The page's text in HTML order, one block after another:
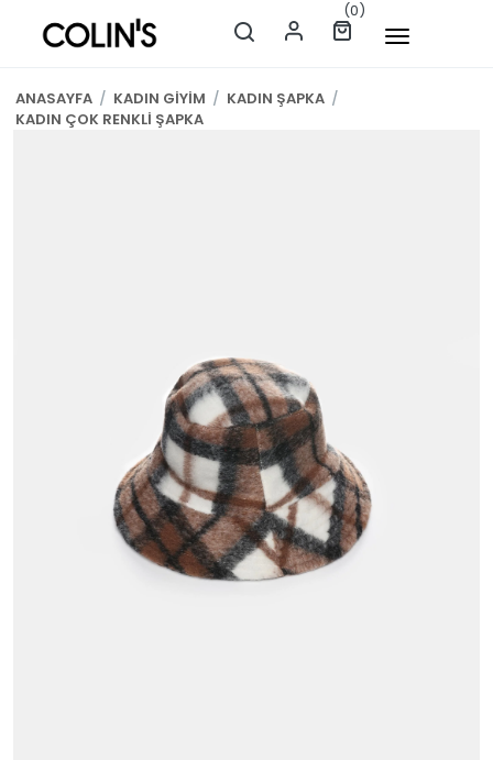
(0)
ANASAYFA / KADIN GİYİM / KADIN ŞAPKA /
KADIN ÇOK RENKLİ ŞAPKA